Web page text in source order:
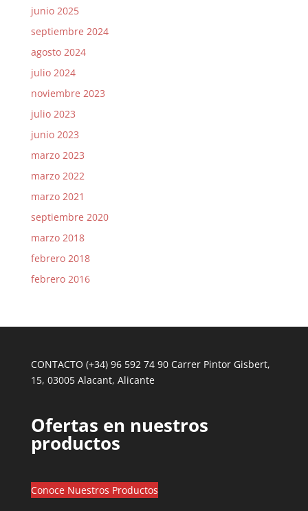
junio 2025
septiembre 2024
agosto 2024
julio 2024
noviembre 2023
julio 2023
junio 2023
marzo 2023
marzo 2022
marzo 2021
septiembre 2020
marzo 2018
febrero 2018
febrero 2016
CONTACTO (+34) 96 592 74 90 Carrer Pintor Gisbert,
15, 03005 Alacant, Alicante
Ofertas en nuestros
productos
Conoce Nuestros Productos